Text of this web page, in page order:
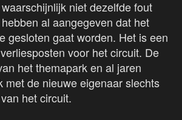
niet dezelfde fout
al aangegeven dat het
gesloten gaat worden. Het is een
voor het circuit. De
het themapark en al jaren
met de nieuwe eigenaar slechts
het circuit.